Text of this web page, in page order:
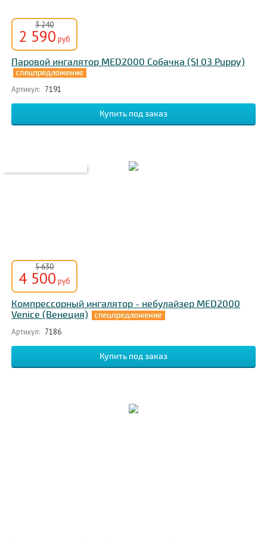
3 240
2 590 руб
Паровой ингалятор MED2000 Собачка (SI 03 Puppy)
Артикул: 7191
5 630
4 500 руб
Компрессорный ингалятор - небулайзер MED2000
Venice (Венеция)
Артикул: 7186